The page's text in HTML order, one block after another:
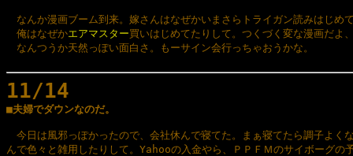
なんか漫画ブーム到来。嫁さんはなぜかいまさらトライガン読みはじめ
俺はなぜかエアマスター買いはじめてたりして。つくづく変な漫画だよ
なんつうか天然っぽい面白さ。もーサイン会行っちゃおうかな。
11/14
■夫婦でダウンなのだ。
今日は風邪っぽかったので、会社休んで寝てた。まぁ寝てたら調子よく
んで色々と雑用したりして。Yahooの入金やら、ＰＰＦＭのサイボーグの